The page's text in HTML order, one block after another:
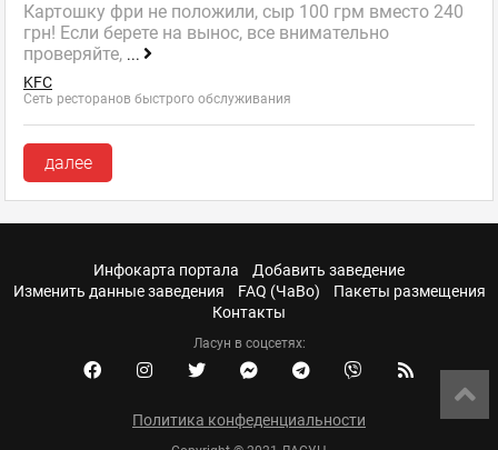
Картошку фри не положили, сыр 100 грм вместо 240
грн! Если берете на вынос, все внимательно
проверяйте, ...
KFC
Сеть ресторанов быстрого обслуживания
далее
Инфокарта портала
Добавить заведение
Изменить данные заведения
FAQ (ЧаВо)
Пакеты размещения
Контакты
Ласун в соцсетях:
Политика конфеденциальности